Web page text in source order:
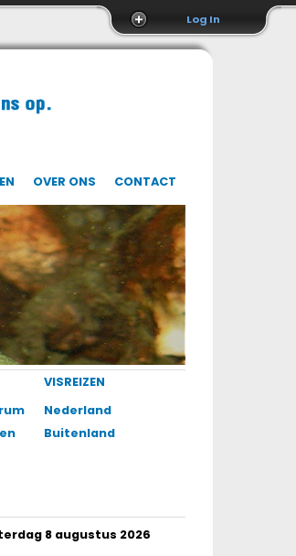
Log In
OVER ONS CONTACT
VISREIZEN
Nederland
Buitenland
8 augustus 2026